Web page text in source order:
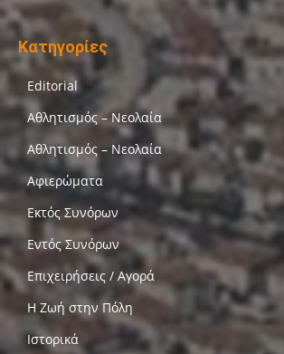
Κατηγορίες
Editorial
Αθλητισμός – Νεολαία
Αθλητισμός – Νεολαία
Αφιερώματα
Εκτός Συνόρων
Εντός Συνόρων
Επιχειρήσεις / Αγορά
Η Ζωή στην Πόλη
Ιστορικά